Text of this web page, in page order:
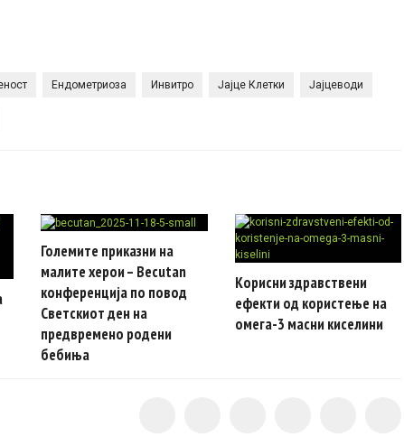
Ендометриоза Инвитро Јајце Клетки Јајцеводи
Големите приказни на
малите херои – Becutan
конференција по повод
Светскиот ден на
предвремено родени
бебиња
Корисни здравствени
ефекти од користење на
омега-3 масни киселини